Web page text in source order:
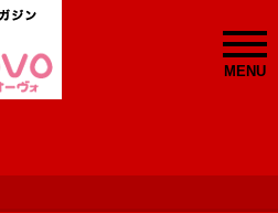
MENU